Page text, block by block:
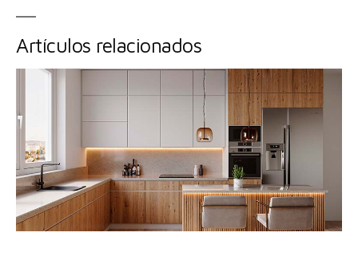
Artículos relacionados